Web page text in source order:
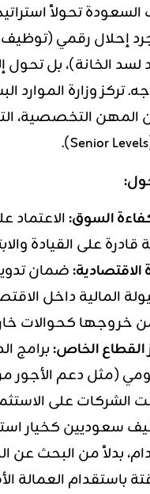
تحولاً
إحلال رقمي
الخانة)، بل تحول
تركز وزارة الموارد
التخصصية،
السوق:الاعتماد
على القيادة
الاقتصادية:ضمان
المالية داخل
خروجها كحوالات
القطاع الخاص:برامج
(مثل دعم
على
سعوديين كخيار
بدلاً من البحث عن
باستقدام العمالة